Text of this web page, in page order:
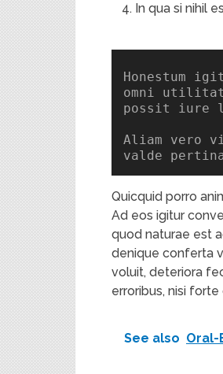
In qua si nihil
Honestum
omni
possit iure
Aliam vero
valde
Quicquid porro
Ad eos igitur
quod naturae est
denique conferta
voluit, deteriora
erroribus, nisi forte
See also Oral-